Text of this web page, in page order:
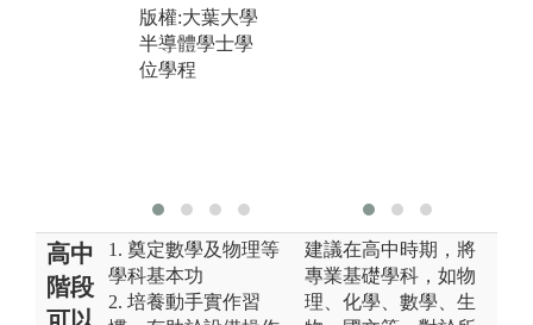
版權:大葉大學
半導體學士學
位學程
高中
階段
1. 奠定數學及物理等
學科基本功
2. 培養動手實作習
建議在高中時期，將
專業基礎學科，如物
理、化學、數學、生